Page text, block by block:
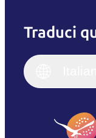
Traduci
English